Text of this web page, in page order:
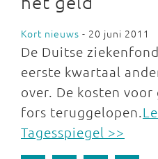
Kort nieuws - 20 juni 2011
De Duitse
eerste kwartaal
over. De kosten
fors teruggelopen.
Tagesspiegel >>